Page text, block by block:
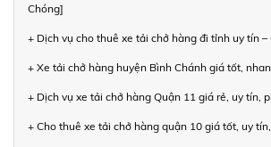
Chóng]
+ Dịch vụ cho thuê xe tải chở hàng đi tỉnh uy tín –
+ Xe tải chở hàng huyện Bình Chánh giá tốt,
+ Dịch vụ xe tải chở hàng Quận 11 giá rẻ, uy tín,
+ Cho thuê xe tải chở hàng quận 10 giá tốt, uy